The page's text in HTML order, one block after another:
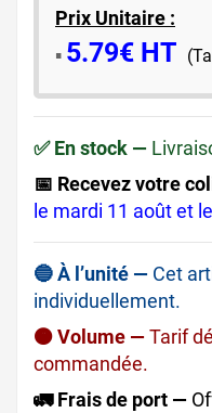
Prix Unitaire :
​▪️​ 5.79€ HT
✅ En stock —
📅 Recevez votre
le mardi 11 août et
🔵 À l’unité — Cet
individuellement.
🟠 Volume —Tarif
commandée.
🚛 Frais de port —